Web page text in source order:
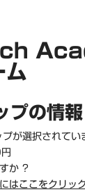
ム
プの情報
が選択されてい
か ?
はここをクリッ